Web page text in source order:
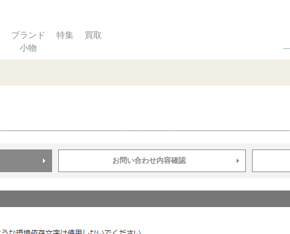
ブランド
小物
特集 買取
お問い合わせ内容確認